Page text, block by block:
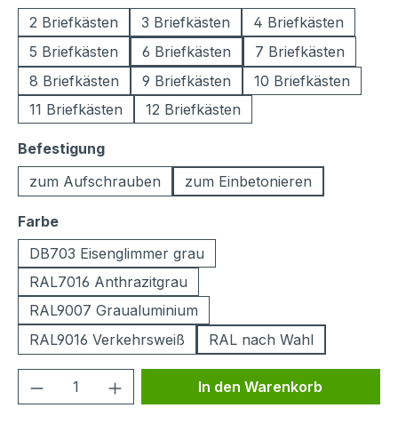
2 Briefkästen
3 Briefkästen
4 Briefkästen
5 Briefkästen
6 Briefkästen
7 Briefkästen
8 Briefkästen
9 Briefkästen
10 Briefkästen
11 Briefkästen
12 Briefkästen
Befestigungauswählen
zum Aufschrauben
zum Einbetonieren
Farbeauswählen
DB703 Eisenglimmer grau
RAL7016 Anthrazitgrau
RAL9007 Graualuminium
RAL9016 Verkehrsweiß
RAL nach Wahl
Produkt Anzahl: Gib denIn den Warenkorb